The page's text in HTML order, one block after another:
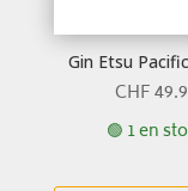
Gin Etsu
CHF
🟢 1 en